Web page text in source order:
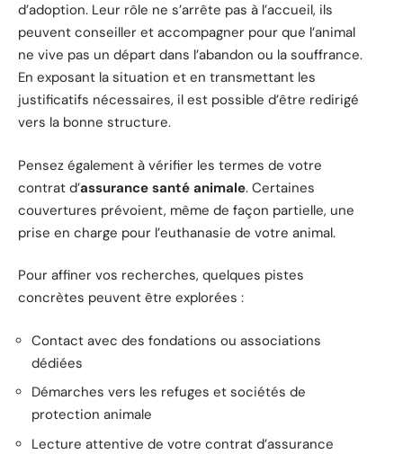
d’adoption. Leur rôle ne s’arrête pas à l’accueil, ils
peuvent conseiller et accompagner pour que l’animal
ne vive pas un départ dans l’abandon ou la souffrance.
En exposant la situation et en transmettant les
justificatifs nécessaires, il est possible d’être redirigé
vers la bonne structure.
Pensez également à vérifier les termes de votre
contrat d’assurance santé animale. Certaines
couvertures prévoient, même de façon partielle, une
prise en charge pour l’euthanasie de votre animal.
Pour affiner vos recherches, quelques pistes
concrètes peuvent être explorées :
Contact avec des fondations ou associations
dédiées
Démarches vers les refuges et sociétés de
protection animale
Lecture attentive de votre contrat d’assurance